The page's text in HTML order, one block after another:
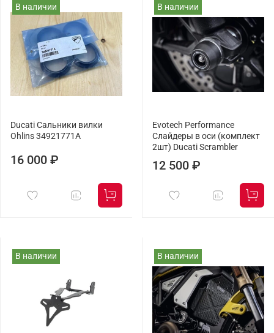
В наличии
Ducati Сальники вилки
Ohlins 34921771A
16 000 ₽
В наличии
Evotech Performance
Слайдеры в оси (комплект
2шт) Ducati Scrambler
12 500 ₽
В наличии В наличии